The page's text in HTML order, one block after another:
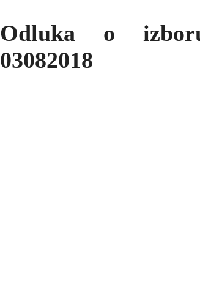
Odluka o
03082018